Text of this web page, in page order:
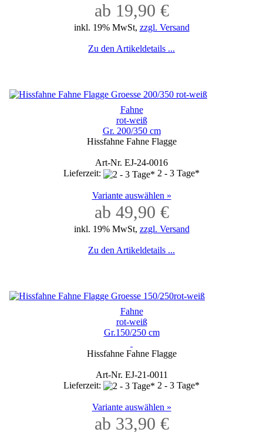
ab 19,90 €
inkl. 19% MwSt, zzgl. Versand
Zu den Artikeldetails ...
Fahne
rot-weiß
Gr. 200/350 cm
Hissfahne Fahne Flagge
Art-Nr. EJ-24-0016
Lieferzeit:
2 - 3 Tage*
Variante auswählen »
ab 49,90 €
inkl. 19% MwSt, zzgl. Versand
Zu den Artikeldetails ...
Fahne
rot-weiß
Gr.150/250 cm
Hissfahne Fahne Flagge
Art-Nr. EJ-21-0011
Lieferzeit:
2 - 3 Tage*
Variante auswählen »
ab 33,90 €